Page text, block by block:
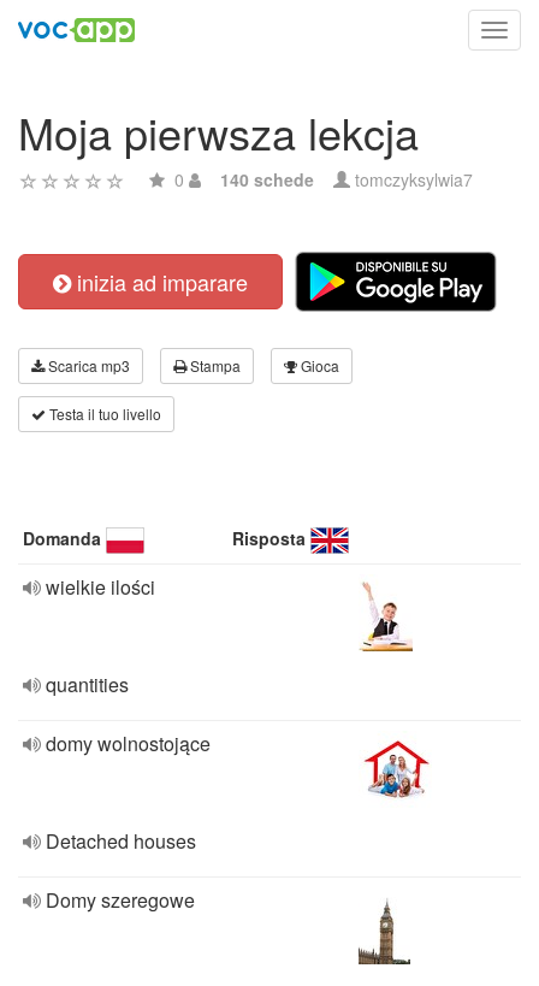
Moja pierwsza lekcja
0 140 schede tomczyksylwia7
inizia ad imparare
Scarica mp3 Stampa Gioca
Testa il tuo livello
Domanda Risposta
wielkie ilości
quantities
domy wolnostojące
Detached houses
Domy szeregowe